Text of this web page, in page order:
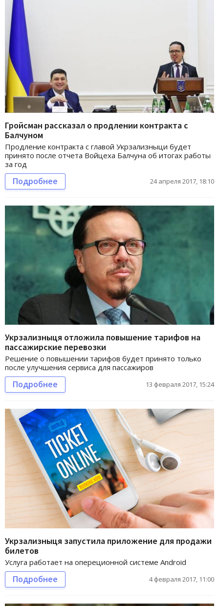
Гройсман рассказал о продлении контракта с
Балчуном
Продление контракта с главой Укрзализныци будет
принято после отчета Войцеха Балчуна об итогах работы
за год
Подробнее 24 апреля 2017, 18:10
Укрзализныця отложила повышение тарифов на
пассажирские перевозки
Решение о повышении тарифов будет принято только
после улучшения сервиса для пассажиров
Подробнее 13 февраля 2017, 15:24
Укрзализныця запустила приложение для продажи
билетов
Услуга работает на опереционной системе Android
Подробнее 4 февраля 2017, 11:00